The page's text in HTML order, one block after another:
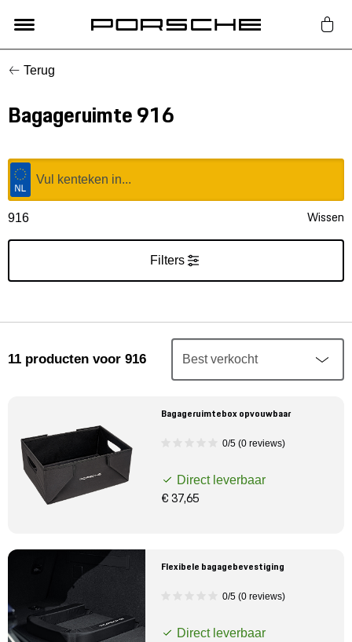
Lifestyle
Auto Accessoires
Classic
Nieuw
Mijn account
Meer Porsche
Porsche informatie
Terug
Bagageruimte 916
916 Wissen
Filters
11 producten voor 916
Bagageruimtebox opvouwbaar
0/5 (0 reviews)
Direct leverbaar
€ 37,65
Flexibele bagagebevestiging
0/5 (0 reviews)
Direct leverbaar